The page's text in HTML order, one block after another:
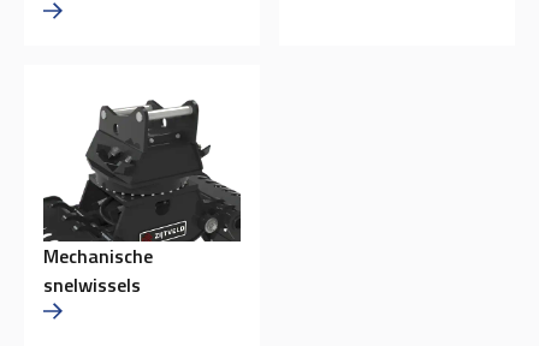
Mechanische
snelwissels